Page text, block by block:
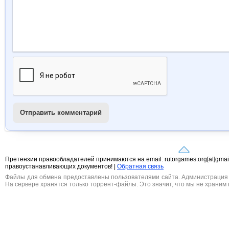
Отправить комментарий
Претензии правообладателей принимаются на email:
правоустанавливающих документов! |
Обратная связь
Файлы для обмена предоставлены пользователями сайта. Администрация
На сервере хранятся только торрент-файлы. Это значит, что мы не